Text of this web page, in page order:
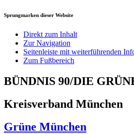
Sprungmarken dieser Website
Direkt zum Inhalt
Zur Navigation
Seitenleiste mit weiterführenden
Zum Fußbereich
BÜNDNIS 90/DIE
Kreisverband München
Grüne München